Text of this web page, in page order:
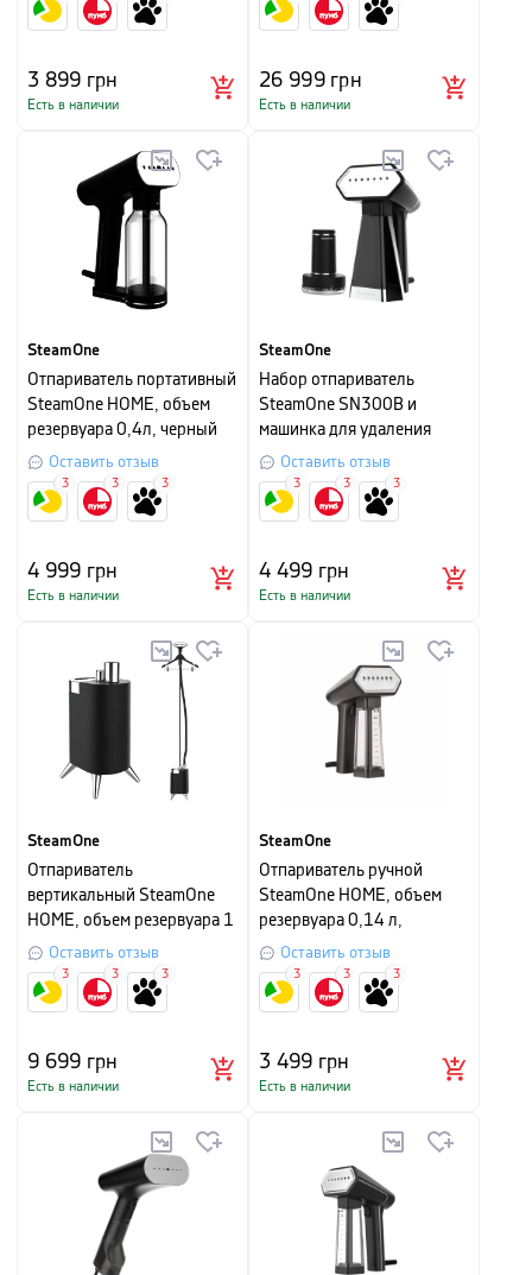
3 899 грн
Есть в наличии
26 999грн
Есть в наличии
SteamOne
Отпариватель портативный
SteamOne HOME, объем
резервуара 0,4л, черный
Оставить отзыв
4 999 грн
Есть в наличии
3 3 3
SteamOne
Набор отпариватель
SteamOne SN300B и
машинка для удаления
катышков SteamOne RP10B
Оставить отзыв
4 499 грн
Есть в наличии
3 3 3
SteamOne
Отпариватель
вертикальный SteamOne
HOME, объем резервуара 1
л, черный,
Оставить отзыв
9 699 грн
Есть в наличии
3 3 3
SteamOne
Отпариватель ручной
SteamOne HOME, объем
резервуара 0,14 л,
антрацит
Оставить отзыв
3 499 грн
Есть в наличии
3 3 3